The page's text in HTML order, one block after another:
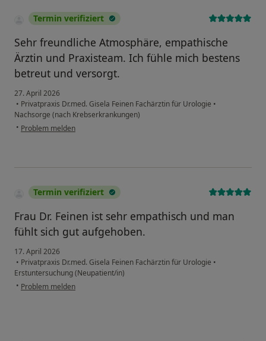
Termin verifiziert
Sehr freundliche Atmosphäre, empathische
Ärztin und Praxisteam. Ich fühle mich bestens
betreut und versorgt.
27. April 2026
• Privatpraxis Dr.med. Gisela Feinen Fachärztin für Urologie •
Nachsorge (nach Krebserkrankungen)
• Problem melden
Termin verifiziert
Frau Dr. Feinen ist sehr empathisch und man
fühlt sich gut aufgehoben.
17. April 2026
• Privatpraxis Dr.med. Gisela Feinen Fachärztin für Urologie •
Erstuntersuchung (Neupatient/in)
• Problem melden